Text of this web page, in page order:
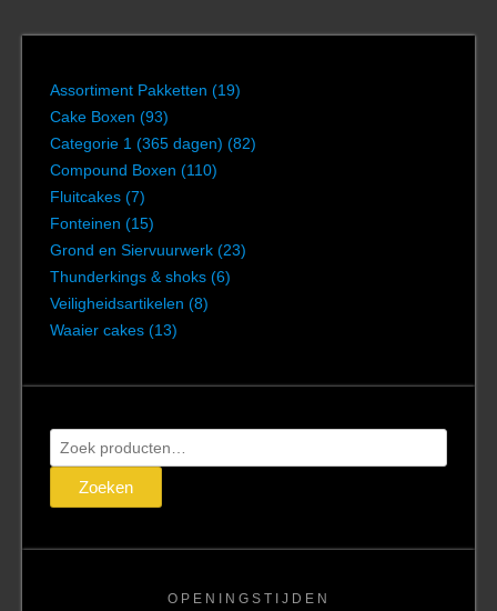
Assortiment Pakketten (19)
Cake Boxen (93)
Categorie 1 (365 dagen) (82)
Compound Boxen (110)
Fluitcakes (7)
Fonteinen (15)
Grond en Siervuurwerk (23)
Thunderkings & shoks (6)
Veiligheidsartikelen (8)
Waaier cakes (13)
Zoeken
naar:
Zoeken
OPENINGSTIJDEN